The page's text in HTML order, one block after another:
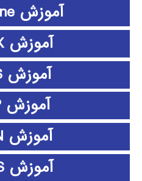
آموزش clementine
آموزش CPLEX
آموزش EDIUS
آموزش EMTP
آموزش ePLAN
آموزش ETABS